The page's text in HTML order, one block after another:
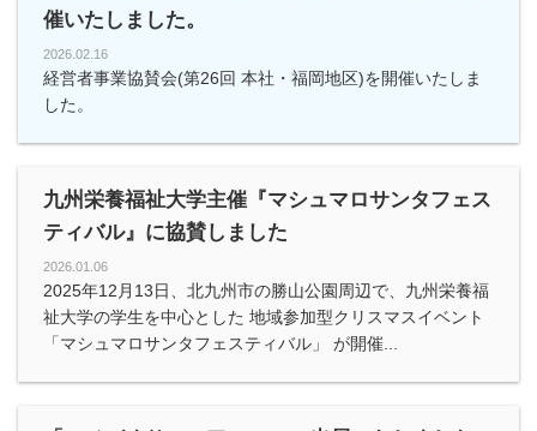
催いたしました。
2026.02.16
経営者事業協賛会(第26回 本社・福岡地区)を開催いたしま
した。
九州栄養福祉大学主催『マシュマロサンタフェス
ティバル』に協賛しました
2026.01.06
2025年12月13日、北九州市の勝山公園周辺で、九州栄養福
祉大学の学生を中心とした 地域参加型クリスマスイベント
「マシュマロサンタフェスティバル」 が開催...